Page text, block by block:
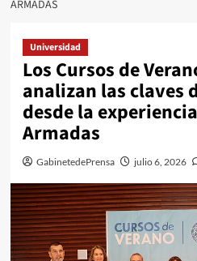
ARMADAS
Universidad
Los Cursos de
analizan las claves
desde la
Armadas
GabinetedePrensa julio 6, 2026